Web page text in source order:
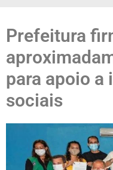
Prefeitura
para apoio
sociais